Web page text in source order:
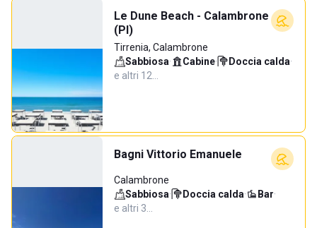
Le Dune Beach - Calambrone
(PI)
Tirrenia, Calambrone
Sabbiosa· Cabine· Doccia calda·
e altri 12…
Bagni Vittorio Emanuele
Calambrone
Sabbiosa· Doccia calda· Bar·
e altri 3…